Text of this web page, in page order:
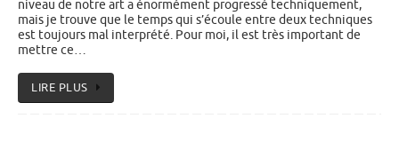
niveau de notre art a énormément progressé techniquement,
mais je trouve que le temps qui s’écoule entre deux techniques
est toujours mal interprété. Pour moi, il est très important de
mettre ce…
LIRE PLUS